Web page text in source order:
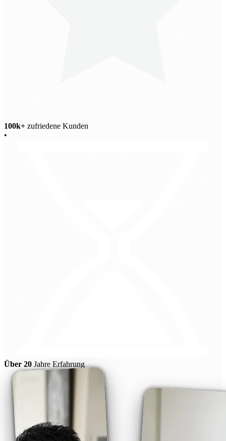
100k+ zufriedene Kunden
•
Über 20 Jahre Erfahrung